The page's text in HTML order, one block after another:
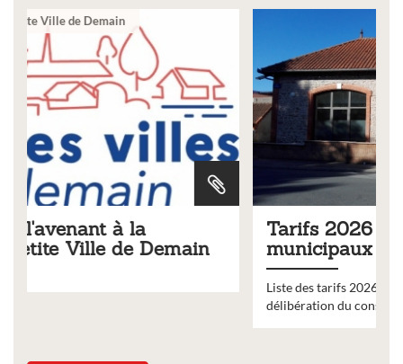
Tarifs 2026 des services
municipaux
Liste des tarifs 2026 des services municipaux,
délibération du conseil municipal du 19 décembre 2025